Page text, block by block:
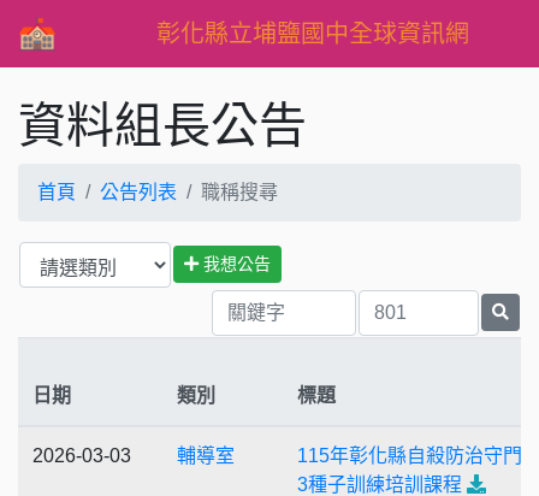
彰化縣立埔鹽國中全球資訊網
資料組長公告
首頁 公告列表 職稱搜尋
我想公告
日期 類別 標題
2026-03-03 輔導室
115年彰化縣自殺防治守門
3種子訓練培訓課程